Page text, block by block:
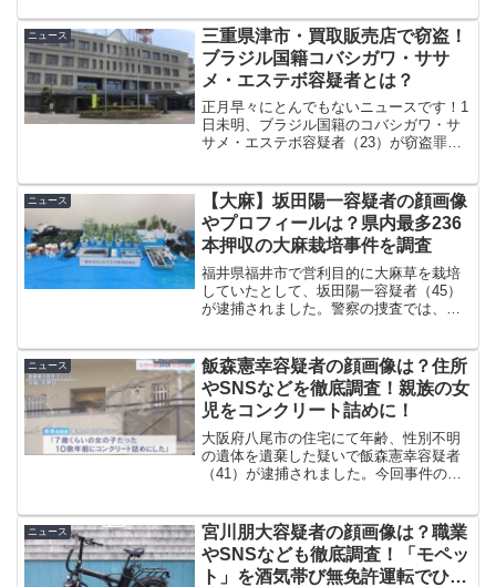
ん、齋藤晟将容疑者の顔画像やSNS、職
業などのプロフ...
ニュース
三重県津市・買取販売店で窃盗！
ブラジル国籍コバシガワ・ササ
メ・エステボ容疑者とは？
正月早々にとんでもないニュースです！1
日未明、ブラジル国籍のコバシガワ・サ
サメ・エステボ容疑者（23）が窃盗罪で
疑者（23）の出ている情報を徹底調査し
ていきたいと思いま...
ニュース
【大麻】坂田陽一容疑者の顔画像
やプロフィールは？県内最多236
本押収の大麻栽培事件を調査
福井県福井市で営利目的に大麻草を栽培
していたとして、坂田陽一容疑者（45）
が逮捕されました。警察の捜査では、自
れたほか、照明器具や液体肥料、水耕栽
培設備なども見つか...
ニュース
飯森憲幸容疑者の顔画像は？住所
やSNSなどを徹底調査！親族の女
児をコンクリート詰めに！
大阪府八尾市の住宅にて年齢、性別不明
の遺体を遺棄した疑いで飯森憲幸容疑者
（41）が逮捕されました。今回事件の概
上の反応など調査した内容を紹介してい
きます。
ニュース
宮川朋大容疑者の顔画像は？職業
やSNSなども徹底調査！「モペッ
ト」を酒気帯び無免許運転でひき